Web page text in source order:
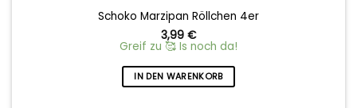
Schoko Marzipan Röllchen 4er
3,99 €
Greif zu 🥰 Is noch da!
IN DEN WARENKORB